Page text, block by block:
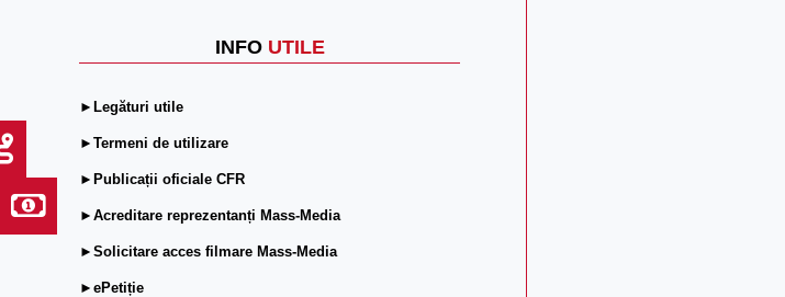
INFO UTILE
►Legături utile
►Termeni de utilizare
►Publicații oficiale CFR
►Acreditare reprezentanți Mass-Media
►Solicitare acces filmare Mass-Media
►ePetiție